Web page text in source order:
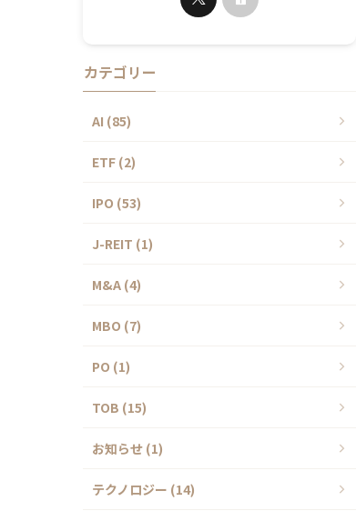
カテゴリー
AI (85)
ETF (2)
IPO (53)
J-REIT (1)
M&A (4)
MBO (7)
PO (1)
TOB (15)
お知らせ (1)
テクノロジー (14)